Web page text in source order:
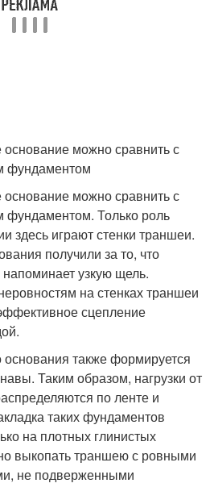
можно сравнить с
фундаментом
можно сравнить с
Только роль
здесь играют стенки траншеи.
получили за то, что
узкую щель.
на стенках траншеи
сцепление
также формируется
Таким образом, нагрузки от
по ленте и
таких фундаментов
на плотных глинистых
выкопать траншею с ровными
не подверженными